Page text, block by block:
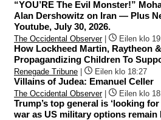
“YOU’RE The Evil Monster!”
Alan Dershowitz on Iran — Plus
Youtube, July 30, 2026.
The Occidental Observer| Eilen klo
How Lockheed Martin, Raytheon
Propagandizing Children To
Renegade Tribune | Eilen klo 18:27
Villains of Judea: Emanuel Celler
The Occidental Observer| Eilen klo
Trump’s top general is ‘looking
war as US military options remain